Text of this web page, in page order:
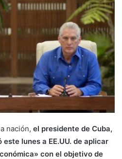
nación, el presidente de Cuba,
lunes a EE.UU. de aplicar
con el objetivo de